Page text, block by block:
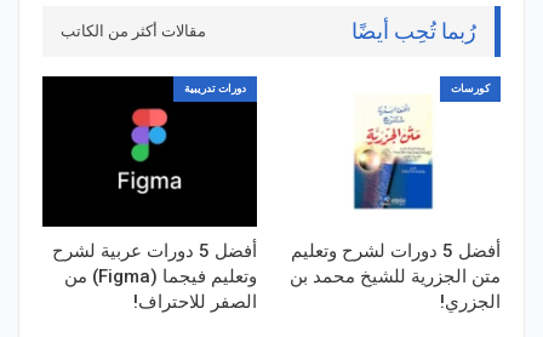
رُبما تُحِب أيضًا مقالات أكثر من الكاتب
كورسات
أفضل 5 دورات لشرح وتعليم
متن الجزرية للشيخ محمد بن
الجزري!
دورات تدريبية
أفضل 5 دورات عربية لشرح
وتعليم فيجما (Figma) من
الصفر للاحتراف!